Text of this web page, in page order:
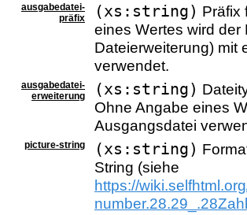
ausgabedatei-
präfix
(xs:string) Präfix
eines Wertes wird
Dateierweiterung) mit
verwendet.
ausgabedatei-
erweiterung
(xs:string)
Ohne Angabe eines
Ausgangsdatei
picture-string (xs:string)
String (siehe
https://